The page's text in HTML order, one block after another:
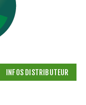
INFOS DISTRIBUTEUR